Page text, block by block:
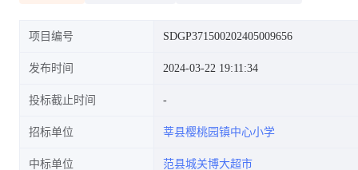
项目编号 SDGP371500202405009656
发布时间 2024-03-22 19:11:34
投标截止时间
招标单位 莘县樱桃园镇中心小学
中标单位 范县城关博大超市